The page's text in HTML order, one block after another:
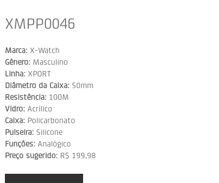
XMPP0046
Marca: X-Watch
Gênero: Masculino
Linha: XPORT
Diâmetro da Caixa: 50mm
Resistência: 100M
Vidro: Acrílico
Caixa: Policarbonato
Pulseira: Silicone
Funções: Analógico
Preço sugerido: R$ 199,98